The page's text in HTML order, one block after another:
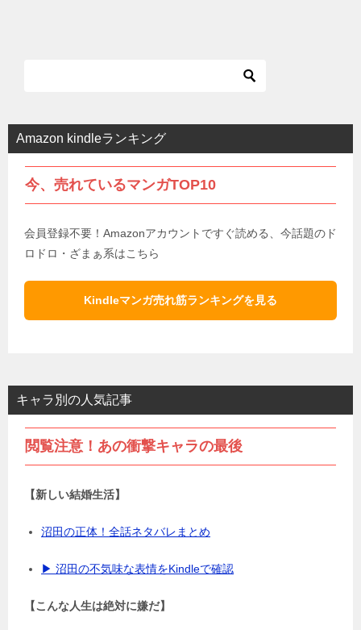
Amazon kindleランキング
今、売れているマンガTOP10
会員登録不要！Amazonアカウントですぐ読める、今話題のド
ロドロ・ざまぁ系はこちら
Kindleマンガ売れ筋ランキングを見る
キャラ別の人気記事
閲覧注意！あの衝撃キャラの最後
【新しい結婚生活】
沼田の正体！全話ネタバレまとめ
▶ 沼田の不気味な表情をKindleで確認
【こんな人生は絶対に嫌だ】